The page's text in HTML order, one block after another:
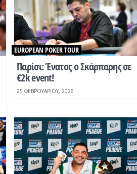
Παρίσι: Ένατος ο Σκάρπαρης σε
€2k event!
EUROPEAN POKER TOUR
25 ΦΕΒΡΟΥΑΡΊΟΥ, 2026